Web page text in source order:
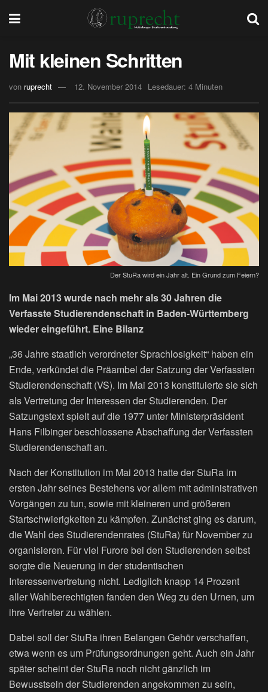
Mit kleinen Schritten
von ruprecht 12. November 2014 Lesedauer: 4 Minuten
Der StuRa wird ein Jahr alt. Ein Grund zum Feiern?
Im Mai 2013 wurde nach mehr als 30 Jahren die
Verfasste Studierendenschaft in Baden-Württemberg
wieder eingeführt. Eine Bilanz
„36 Jahre staatlich verordneter Sprachlosigkeit“ haben ein
Ende, verkündet die Präambel der Satzung der Verfassten
Studierendenschaft (VS). Im Mai 2013 konstituierte sie sich
als Vertretung der Interessen der Studierenden. Der
Satzungstext spielt auf die 1977 unter Ministerpräsident
Hans Filbinger beschlossene Abschaffung der Verfassten
Studierendenschaft an.
Nach der Konstitution im Mai 2013 hatte der StuRa im
ersten Jahr seines Bestehens vor allem mit administrativen
Vorgängen zu tun, sowie mit kleineren und größeren
Startschwierigkeiten zu kämpfen. Zunächst ging es darum,
die Wahl des Studierendenrates (StuRa) für November zu
organisieren. Für viel Furore bei den Studierenden selbst
sorgte die Neuerung in der studentischen
Interessenvertretung nicht. Lediglich knapp 14 Prozent
aller Wahlberechtigten fanden den Weg zu den Urnen, um
ihre Vertreter zu wählen.
Dabei soll der StuRa ihren Belangen Gehör verschaffen,
etwa wenn es um Prüfungsordnungen geht. Auch ein Jahr
später scheint der StuRa noch nicht gänzlich im
Bewusstsein der Studierenden angekommen zu sein,